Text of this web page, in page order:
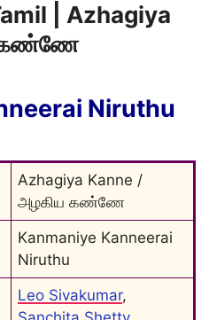
| Azhagiya
கண்ணே
Niruthu
Azhagiya Kanne /
அழகிய கண்ணே
Kanmaniye Kanneerai
Niruthu
Leo Sivakumar